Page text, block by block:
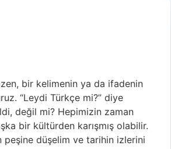
bir kelimenin ya da ifadenin
“Leydi Türkçe mi?” diye
değil mi? Hepimizin zaman
bir kültürden karışmış olabilir.
peşine düşelim ve tarihin izlerini